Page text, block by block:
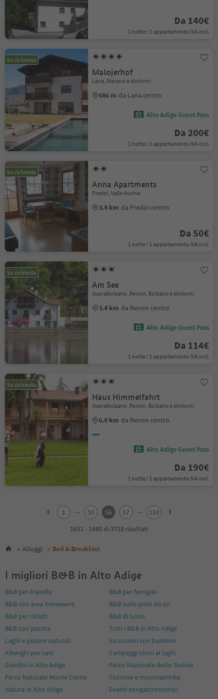
Da 140€
1 notte / 1 appartamento IVA incl.
Su richiesta
Malojerhof
Lana, Merano e dintorni
686 m da Lana centro
Alto Adige Guest Pass
Da 200€
1 notte / 1 appartamento IVA incl.
Su richiesta
Anna Apartments
Predoi, Valle Aurina
3.8 km da Predoi centro
Da 50€
1 notte / 1 appartamento IVA incl.
Su richiesta
Am See
Soprabolzano, Renon, Bolzano e dintorni
3.4 km da Renon centro
Alto Adige Guest Pass
Da 114€
1 notte / 1 appartamento IVA incl.
Su richiesta
Haus Himmelfahrt
Soprabolzano, Renon, Bolzano e dintorni
6.0 km da Renon centro
Alto Adige Guest Pass
Da 190€
1 notte / 1 appartamento IVA incl.
6
11
12
13
14
16
17
18
19
21
1 ... 55 56 57 ...
124
1651 - 1680 di 3710 risultati
Alloggi Bed & Breakfast
I migliori B&B in Alto Adige
B&B pet-friendly
B&B per famiglie
B&B con area benessere
B&B sulle piste da sci
B&B per ciclisti
B&B di lusso
B&B con piscina
Tutti i B&B in Alto Adige
Laghi e piscine naturali
Escursioni con bambini
Alberghi per cani
Campeggi vicini ai laghi
Giardini in Alto Adige
Parco Nazionale dello Stelvio
Parco Naturale Monte Corno
Ciclismo e mountainbike
Natura in Alto Adige
Eventi enogastronomici